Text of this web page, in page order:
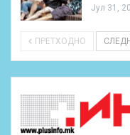
Јул 31,
ПРЕТХОДНО